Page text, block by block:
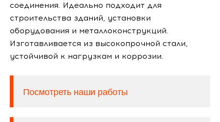
соединения. Идеально подходит для
строительства зданий, установки
оборудования и металлоконструкций.
Изготавливается из высокопрочной стали,
устойчивой к нагрузкам и коррозии.
Посмотреть наши работы